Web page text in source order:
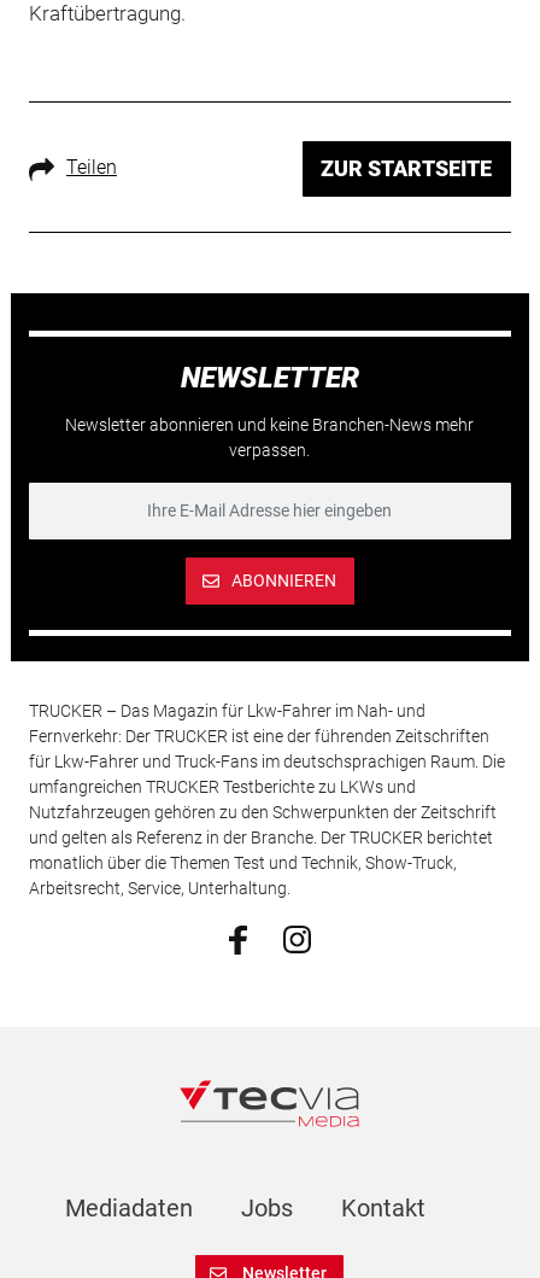
Kraftübertragung.
Teilen ZUR STARTSEITE
NEWSLETTER
Newsletter abonnieren und keine Branchen-News mehr
verpassen.
ABONNIEREN
TRUCKER – Das Magazin für Lkw-Fahrer im Nah- und
Fernverkehr: Der TRUCKER ist eine der führenden Zeitschriften
für Lkw-Fahrer und Truck-Fans im deutschsprachigen Raum. Die
umfangreichen TRUCKER Testberichte zu LKWs und
Nutzfahrzeugen gehören zu den Schwerpunkten der Zeitschrift
und gelten als Referenz in der Branche. Der TRUCKER berichtet
monatlich über die Themen Test und Technik, Show-Truck,
Arbeitsrecht, Service, Unterhaltung.
Mediadaten Jobs Kontakt
Newsletter